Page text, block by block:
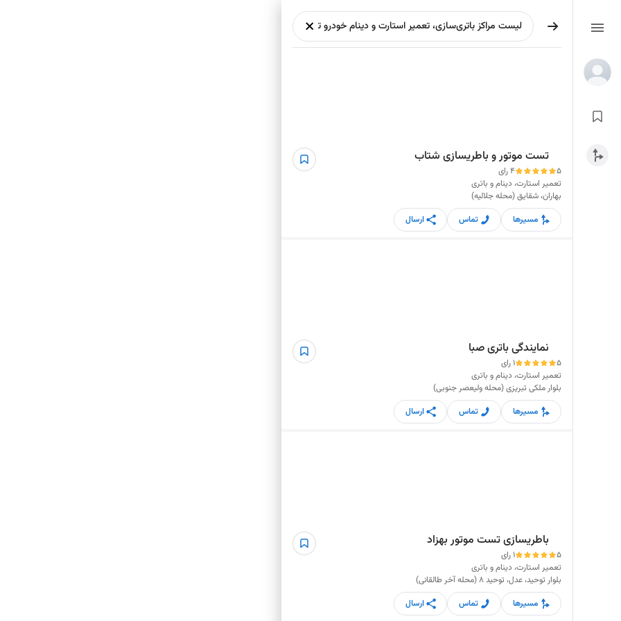
تست موتور و باطریسازی شتاب
5
4 رای
تعمیر استارت، دینام و باتری
بهاران، شقایق (محله جلالیه)
مسیرها
تماس ارسال
نمایندگی باتری صبا
5
1 رای
تعمیر استارت، دینام و باتری
بلوار ملکی تبریزی (محله ولیعصر جنوبی)
مسیرها
تماس ارسال
باطریسازی تست موتور بهزاد
5
1 رای
تعمیر استارت، دینام و باتری
بلوار توحید، عدل، توحید 8 (محله آخر طالقانی)
مسیرها
تماس ارسال